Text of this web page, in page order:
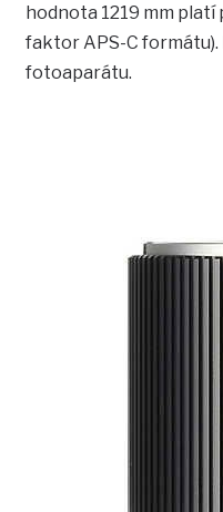
hodnota 1219 mm
faktor APS-C
fotoaparátu.